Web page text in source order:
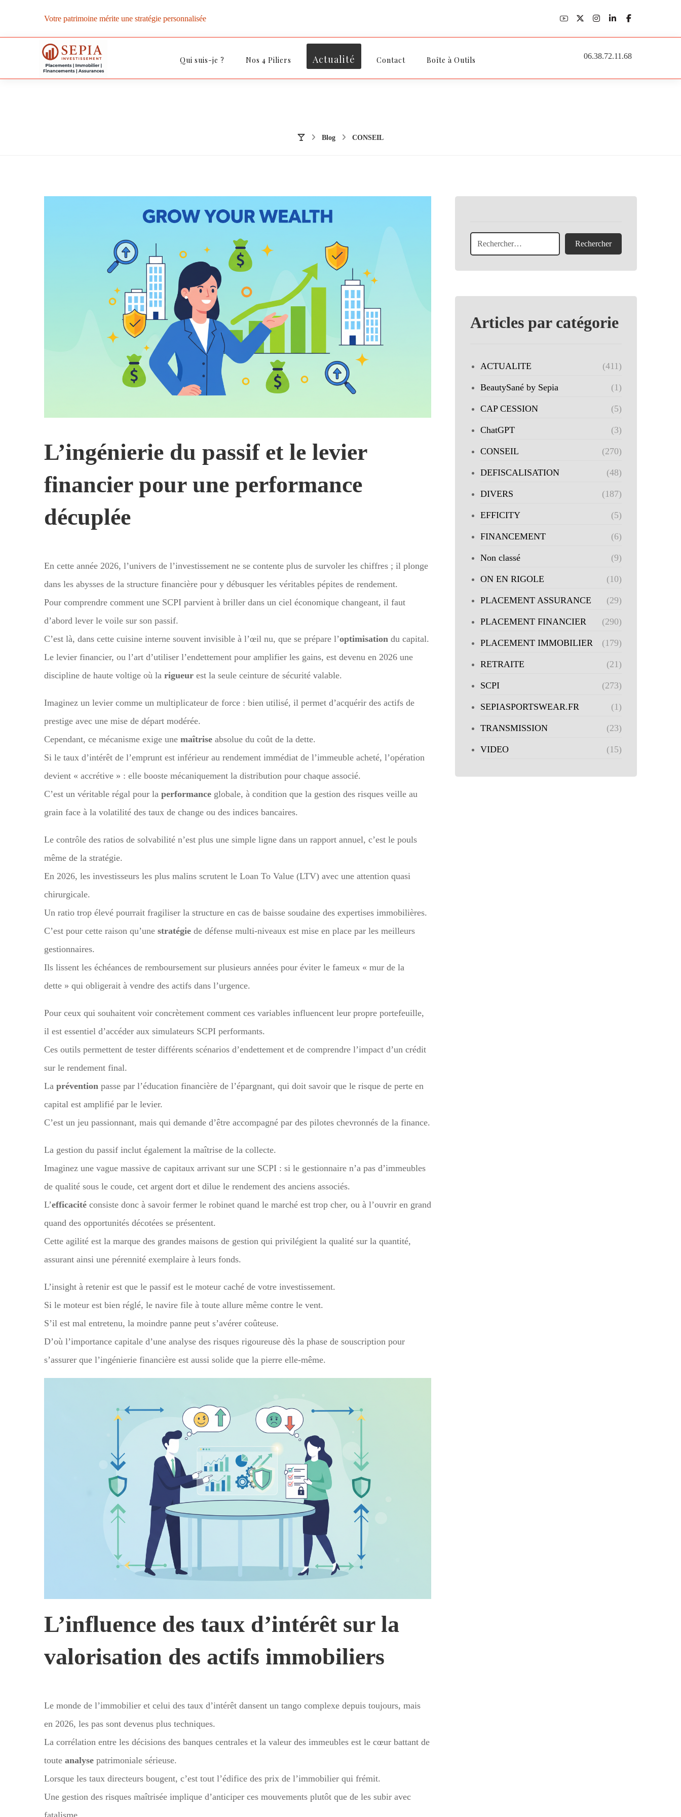
Votre patrimoine mérite une stratégie personnalisée
Qui suis-je ? Nos 4 Piliers Actualité Contact Boîte à Outils 06.38.72.11.68
Blog CONSEIL
L’ingénierie du passif et le levier
financier pour une performance
décuplée
En cette année 2026, l’univers de l’investissement ne se contente plus de survoler les chiffres ; il plonge
dans les abysses de la structure financière pour y débusquer les véritables pépites de rendement.
Pour comprendre comment une SCPI parvient à briller dans un ciel économique changeant, il faut
d’abord lever le voile sur son passif.
C’est là, dans cette cuisine interne souvent invisible à l’œil nu, que se prépare l’optimisation du capital.
Le levier financier, ou l’art d’utiliser l’endettement pour amplifier les gains, est devenu en 2026 une
discipline de haute voltige où la rigueur est la seule ceinture de sécurité valable.
Imaginez un levier comme un multiplicateur de force : bien utilisé, il permet d’acquérir des actifs de
prestige avec une mise de départ modérée.
Cependant, ce mécanisme exige une maîtrise absolue du coût de la dette.
Si le taux d’intérêt de l’emprunt est inférieur au rendement immédiat de l’immeuble acheté, l’opération
devient « accrétive » : elle booste mécaniquement la distribution pour chaque associé.
C’est un véritable régal pour la performance globale, à condition que la gestion des risques veille au
grain face à la volatilité des taux de change ou des indices bancaires.
Le contrôle des ratios de solvabilité n’est plus une simple ligne dans un rapport annuel, c’est le pouls
même de la stratégie.
En 2026, les investisseurs les plus malins scrutent le Loan To Value (LTV) avec une attention quasi
chirurgicale.
Un ratio trop élevé pourrait fragiliser la structure en cas de baisse soudaine des expertises immobilières.
C’est pour cette raison qu’une stratégie de défense multi-niveaux est mise en place par les meilleurs
gestionnaires.
Ils lissent les échéances de remboursement sur plusieurs années pour éviter le fameux « mur de la
dette » qui obligerait à vendre des actifs dans l’urgence.
Pour ceux qui souhaitent voir concrètement comment ces variables influencent leur propre portefeuille,
il est essentiel d’accéder aux simulateurs SCPI performants.
Ces outils permettent de tester différents scénarios d’endettement et de comprendre l’impact d’un crédit
sur le rendement final.
La prévention passe par l’éducation financière de l’épargnant, qui doit savoir que le risque de perte en
capital est amplifié par le levier.
C’est un jeu passionnant, mais qui demande d’être accompagné par des pilotes chevronnés de la finance.
La gestion du passif inclut également la maîtrise de la collecte.
Imaginez une vague massive de capitaux arrivant sur une SCPI : si le gestionnaire n’a pas d’immeubles
de qualité sous le coude, cet argent dort et dilue le rendement des anciens associés.
L’efficacité consiste donc à savoir fermer le robinet quand le marché est trop cher, ou à l’ouvrir en grand
quand des opportunités décotées se présentent.
Cette agilité est la marque des grandes maisons de gestion qui privilégient la qualité sur la quantité,
assurant ainsi une pérennité exemplaire à leurs fonds.
L’insight à retenir est que le passif est le moteur caché de votre investissement.
Si le moteur est bien réglé, le navire file à toute allure même contre le vent.
S’il est mal entretenu, la moindre panne peut s’avérer coûteuse.
D’où l’importance capitale d’une analyse des risques rigoureuse dès la phase de souscription pour
s’assurer que l’ingénierie financière est aussi solide que la pierre elle-même.
L’influence des taux d’intérêt sur la
valorisation des actifs immobiliers
Le monde de l’immobilier et celui des taux d’intérêt dansent un tango complexe depuis toujours, mais
en 2026, les pas sont devenus plus techniques.
La corrélation entre les décisions des banques centrales et la valeur des immeubles est le cœur battant de
toute analyse patrimoniale sérieuse.
Lorsque les taux directeurs bougent, c’est tout l’édifice des prix de l’immobilier qui frémit.
Une gestion des risques maîtrisée implique d’anticiper ces mouvements plutôt que de les subir avec
Articles par catégorie
ACTUALITE (411)
BeautySané by Sepia (1)
CAP CESSION (5)
ChatGPT (3)
CONSEIL (270)
DEFISCALISATION (48)
DIVERS (187)
EFFICITY (5)
FINANCEMENT (6)
Non classé (9)
ON EN RIGOLE (10)
PLACEMENT ASSURANCE (29)
PLACEMENT FINANCIER (290)
PLACEMENT IMMOBILIER (179)
RETRAITE (21)
SCPI (273)
SEPIASPORTSWEAR.FR (1)
TRANSMISSION (23)
VIDEO (15)